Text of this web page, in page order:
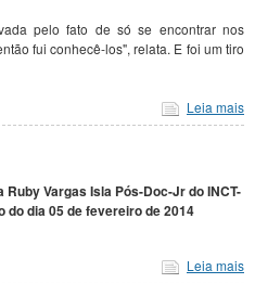
pelo fato de só se encontrar nos
fui conhecê-los", relata. E foi um tiro
Leia mais
Vargas Isla Pós-Doc-Jr do INCT-
do dia 05 de fevereiro de 2014
Leia mais